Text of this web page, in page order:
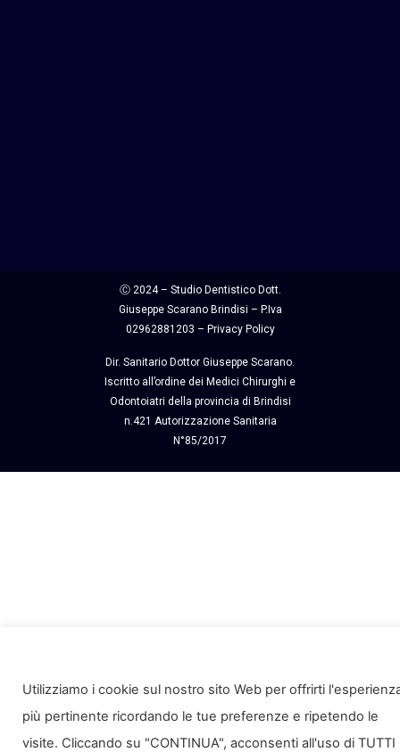
Ⓒ 2024 – Studio Dentistico Dott.
Giuseppe Scarano Brindisi – P.Iva
02962881203 – Privacy Policy
Dir. Sanitario Dottor Giuseppe Scarano.
Iscritto all’ordine dei Medici Chirurghi e
Odontoiatri della provincia di Brindisi
n.421 Autorizzazione Sanitaria
N°85/2017
Utilizziamo i cookie sul nostro sito Web per offrirti
più pertinente ricordando le tue preferenze e ripetendo le
visite. Cliccando su "CONTINUA", acconsenti all'uso di TUTTI